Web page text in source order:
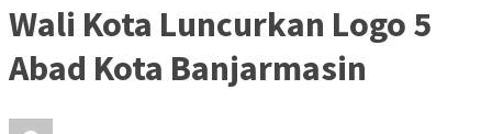
Wali Kota Luncurkan Logo 5
Abad Kota Banjarmasin